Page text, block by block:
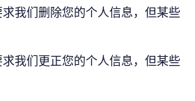
求我们删除您的个人信息，但某些
求我们更正您的个人信息，但某些